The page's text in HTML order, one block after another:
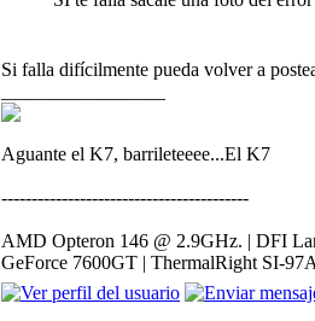
Si falla difícilmente pueda volver a
Aguante el K7, barrileteeee...El K7
-----------------------------------------
AMD Opteron 146 @ 2.9GHz. | DFI
GeForce 7600GT | ThermalRight SI-